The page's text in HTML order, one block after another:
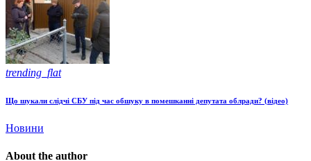
trending_flat
Що шукали слідчі СБУ під час обшуку в помешканні депутата облради? (відео)
Новини
About the author